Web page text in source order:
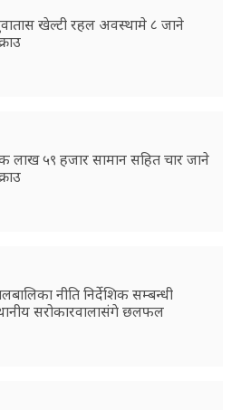
खेल्टी रहल अवस्थामे ८ जाने
लाख ५९ हजार सामान सहित चार जाने
नीति निर्देशिक सम्बन्धी
सरोकारवालासंगे छलफल